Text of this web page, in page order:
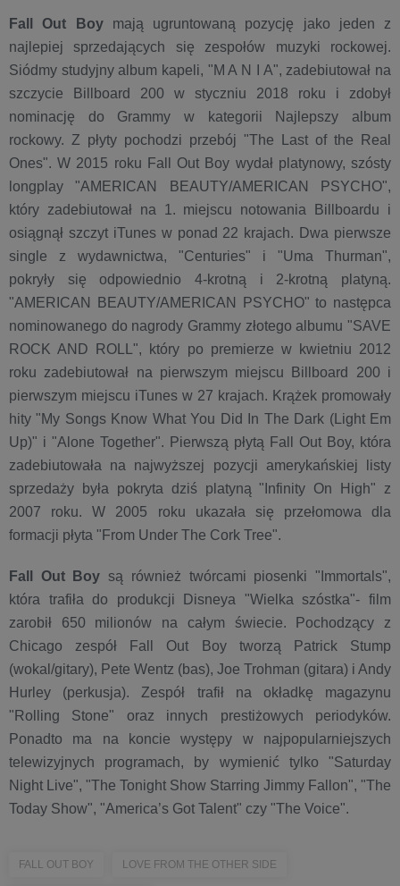
Fall Out Boymają ugruntowaną pozycję jako jeden z
najlepiej sprzedających się zespołów muzyki rockowej.
Siódmy studyjny album kapeli, "M A N I A", zadebiutował na
szczycie Billboard 200 w styczniu 2018 roku i zdobył
nominację do Grammy w kategorii Najlepszy album
rockowy. Z płyty pochodzi przebój "The Last of the Real
Ones". W 2015 roku Fall Out Boy wydał platynowy, szósty
longplay "AMERICAN BEAUTY/AMERICAN PSYCHO",
który zadebiutował na 1. miejscu notowania Billboardu i
osiągnął szczyt iTunes w ponad 22 krajach. Dwa pierwsze
single z wydawnictwa, "Centuries" i "Uma Thurman",
pokryły się odpowiednio 4-krotną i 2-krotną platyną.
"AMERICAN BEAUTY/AMERICAN PSYCHO" to następca
nominowanego do nagrody Grammy złotego albumu "SAVE
ROCK AND ROLL", który po premierze w kwietniu 2012
roku zadebiutował na pierwszym miejscu Billboard 200 i
pierwszym miejscu iTunes w 27 krajach. Krążek promowały
hity "My Songs Know What You Did In The Dark (Light Em
Up)" i "Alone Together". Pierwszą płytą Fall Out Boy, która
zadebiutowała na najwyższej pozycji amerykańskiej listy
sprzedaży była pokryta dziś platyną "Infinity On High" z
2007 roku. W 2005 roku ukazała się przełomowa dla
formacji płyta "From Under The Cork Tree".
Fall Out Boy są również twórcami piosenki "Immortals",
która trafiła do produkcji Disneya "Wielka szóstka"- film
zarobił 650 milionów na całym świecie. Pochodzący z
Chicago zespół Fall Out Boy tworzą Patrick Stump
(wokal/gitary), Pete Wentz (bas), Joe Trohman (gitara) i Andy
Hurley (perkusja). Zespół trafił na okładkę magazynu
"Rolling Stone" oraz innych prestiżowych periodyków.
Ponadto ma na koncie występy w najpopularniejszych
telewizyjnych programach, by wymienić tylko "Saturday
Night Live", "The Tonight Show Starring Jimmy Fallon", "The
Today Show", "America’s Got Talent" czy "The Voice".
FALL OUT BOY LOVE FROM THE OTHER SIDE